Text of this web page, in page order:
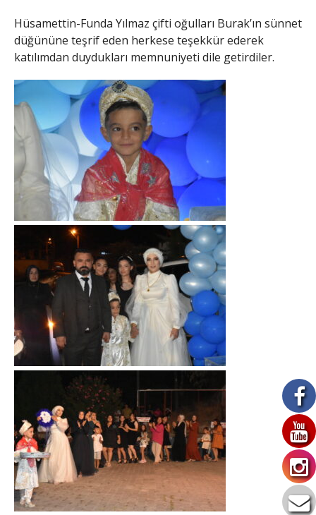
Hüsamettin-Funda Yılmaz çifti oğulları Burak’ın sünnet
düğününe teşrif eden herkese teşekkür ederek
katılımdan duydukları memnuniyeti dile getirdiler.